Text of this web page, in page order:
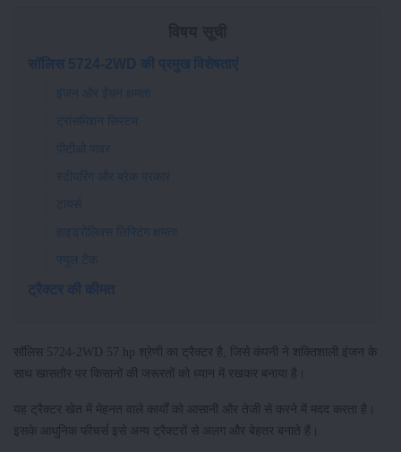
सॉलिस 5724-2WD की प्रमुख विशेषताएं
इंजन और ईंधन क्षमता
ट्रांसमिशन सिस्टम
पीटीओ पावर
स्टीयरिंग और ब्रेक प्रकार
टायर्स
हाइड्रोलिक्स लिफ्टिंग क्षमता
फ्यूल टैंक
ट्रैक्टर की कीमत
सॉलिस 5724-2WD 57 hp श्रेणी का ट्रैक्टर है, जिसे कंपनी ने शक्तिशाली इंजन के
साथ खासतौर पर किसानों की जरूरतों को ध्यान में रखकर बनाया है।
यह ट्रैक्टर खेत में मेहनत वाले कार्यों को आसानी और तेजी से करने में मदद करता है।
इसके आधुनिक फीचर्स इसे अन्य ट्रैक्टरों से अलग और बेहतर बनाते हैं।